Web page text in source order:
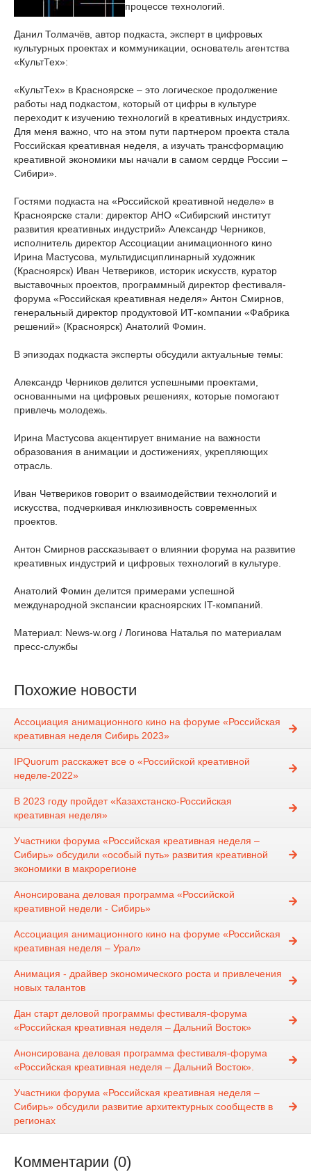
процессе технологий.
Данил Толмачёв, автор подкаста, эксперт в цифровых
культурных проектах и коммуникации, основатель агентства
«КультТех»:
«КультТех» в Красноярске – это логическое продолжение
работы над подкастом, который от цифры в культуре
переходит к изучению технологий в креативных индустриях.
Для меня важно, что на этом пути партнером проекта стала
Российская креативная неделя, а изучать трансформацию
креативной экономики мы начали в самом сердце России –
Сибири».
Гостями подкаста на «Российской креативной неделе» в
Красноярске стали: директор АНО «Сибирский институт
развития креативных индустрий» Александр Черников,
исполнитель директор Ассоциации анимационного кино
Ирина Мастусова, мультидисциплинарный художник
(Красноярск) Иван Четвериков, историк искусств, куратор
выставочных проектов, программный директор фестиваля-
форума «Российская креативная неделя» Антон Смирнов,
генеральный директор продуктовой ИТ-компании «Фабрика
решений» (Красноярск) Анатолий Фомин.
В эпизодах подкаста эксперты обсудили актуальные темы:
Александр Черников делится успешными проектами,
основанными на цифровых решениях, которые помогают
привлечь молодежь.
Ирина Мастусова акцентирует внимание на важности
образования в анимации и достижениях, укрепляющих
отрасль.
Иван Четвериков говорит о взаимодействии технологий и
искусства, подчеркивая инклюзивность современных
проектов.
Антон Смирнов рассказывает о влиянии форума на развитие
креативных индустрий и цифровых технологий в культуре.
Анатолий Фомин делится примерами успешной
международной экспансии красноярских IT-компаний.
Материал: News-w.org / Логинова Наталья по материалам
пресс-службы
Похожие новости
Ассоциация анимационного кино на форуме «Российская
креативная неделя Сибирь 2023»
IPQuorum расскажет все о «Российской креативной
неделе-2022»
В 2023 году пройдет «Казахстанско-Российская
креативная неделя»
Участники форума «Российская креативная неделя –
Сибирь» обсудили «особый путь» развития креативной
экономики в макрорегионе
Анонсирована деловая программа «Российской
креативной недели - Сибирь»
Ассоциация анимационного кино на форуме «Российская
креативная неделя – Урал»
Анимация - драйвер экономического роста и привлечения
новых талантов
Дан старт деловой программы фестиваля-форума
«Российская креативная неделя – Дальний Восток»
Анонсирована деловая программа фестиваля-форума
«Российская креативная неделя – Дальний Восток».
Участники форума «Российская креативная неделя –
Сибирь» обсудили развитие архитектурных сообществ в
регионах
Комментарии (0)